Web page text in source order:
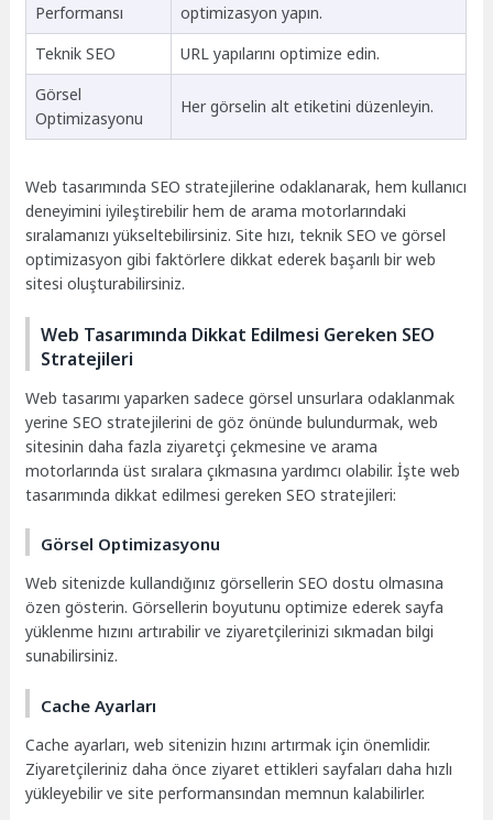
Performansı
optimizasyon yapın.
Teknik SEO
URL yapılarını optimize edin.
Görsel
Optimizasyonu
Her görselin alt etiketini düzenleyin.
Web tasarımında SEO stratejilerine odaklanarak, hem kullanıcı
deneyimini iyileştirebilir hem de arama motorlarındaki
sıralamanızı yükseltebilirsiniz. Site hızı, teknik SEO ve görsel
optimizasyon gibi faktörlere dikkat ederek başarılı bir web
sitesi oluşturabilirsiniz.
Web Tasarımında Dikkat Edilmesi Gereken SEO
Stratejileri
Web tasarımı yaparken sadece görsel unsurlara odaklanmak
yerine SEO stratejilerini de göz önünde bulundurmak, web
sitesinin daha fazla ziyaretçi çekmesine ve arama
motorlarında üst sıralara çıkmasına yardımcı olabilir. İşte web
tasarımında dikkat edilmesi gereken SEO stratejileri:
Görsel Optimizasyonu
Web sitenizde kullandığınız görsellerin SEO dostu olmasına
özen gösterin. Görsellerin boyutunu optimize ederek sayfa
yüklenme hızını artırabilir ve ziyaretçilerinizi sıkmadan bilgi
sunabilirsiniz.
Cache Ayarları
Cache ayarları, web sitenizin hızını artırmak için önemlidir.
Ziyaretçileriniz daha önce ziyaret ettikleri sayfaları daha hızlı
yükleyebilir ve site performansından memnun kalabilirler.